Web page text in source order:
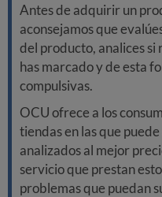
Antes de adquirir un
aconsejamos que
del producto, analices si
has marcado y de esta
compulsivas.
OCU ofrece a los
tiendas en las que
analizados al mejor
servicio que prestan
problemas que puedan